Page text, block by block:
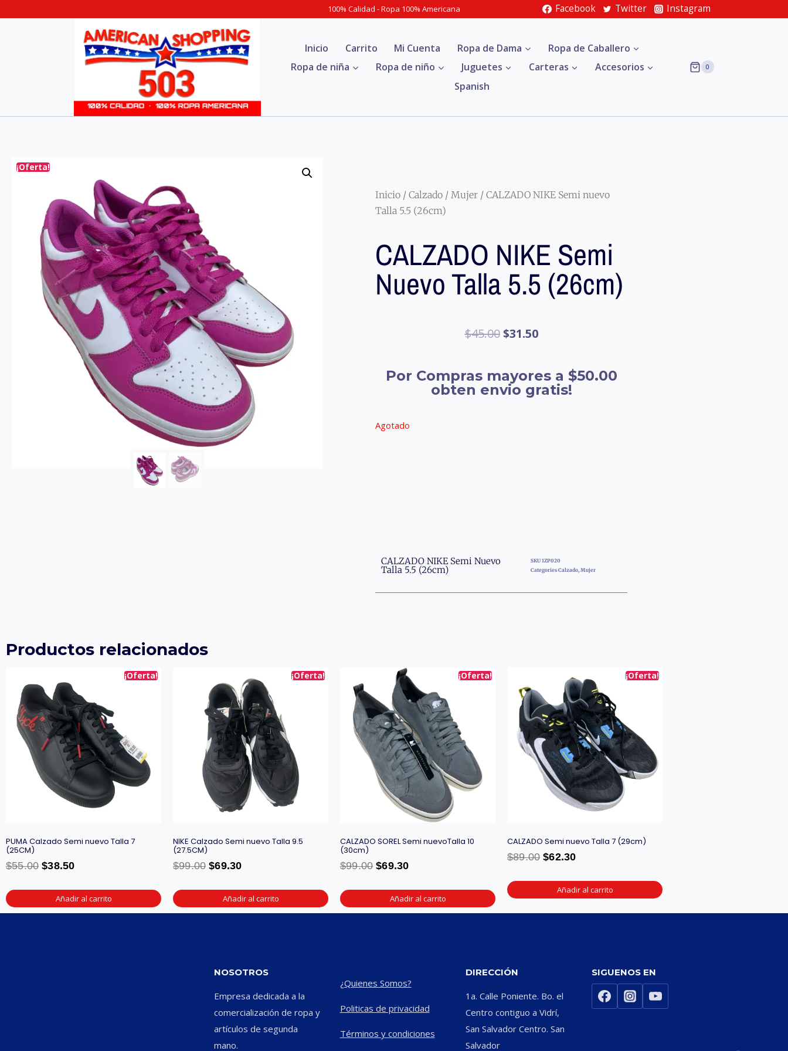
100% Calidad - Ropa 100% Americana Facebook Twitter Instagram
Inicio Carrito Mi Cuenta Ropa de Dama
Ropa de Caballero
Ropa de niña
Ropa de niño Juguetes Carteras
Accesorios
Spanish
0
¡Oferta!
Inicio / Calzado / Mujer / CALZADO NIKE Semi nuevo
Talla 5.5 (26cm)
CALZADO NIKE Semi
Nuevo Talla 5.5 (26cm)
$45.00 $31.50
Por Compras mayores a $50.00
obten envio gratis!
Agotado
CALZADO NIKE Semi Nuevo
Talla 5.5 (26cm)
SKU 1ZP020
Categories Calzado, Mujer
Productos relacionados
¡Oferta!
PUMA Calzado Semi nuevo Talla 7
(25CM)
$55.00 $38.50
Añadir al carrito
¡Oferta!
NIKE Calzado Semi nuevo Talla 9.5
(27.5CM)
$99.00 $69.30
Añadir al carrito
¡Oferta!
CALZADO SOREL Semi nuevoTalla 10
(30cm)
$99.00 $69.30
Añadir al carrito
¡Oferta!
CALZADO Semi nuevo Talla 7 (29cm)
$89.00 $62.30
Añadir al carrito
NOSOTROS
Empresa dedicada a la
comercialización de ropa y
artículos de segunda
mano.
¿Quienes Somos?
Politicas de privacidad
Términos y condiciones
DIRECCIÓN
1a. Calle Poniente. Bo. el
Centro contiguo a Vidrí,
San Salvador Centro. San
Salvador
SIGUENOS EN